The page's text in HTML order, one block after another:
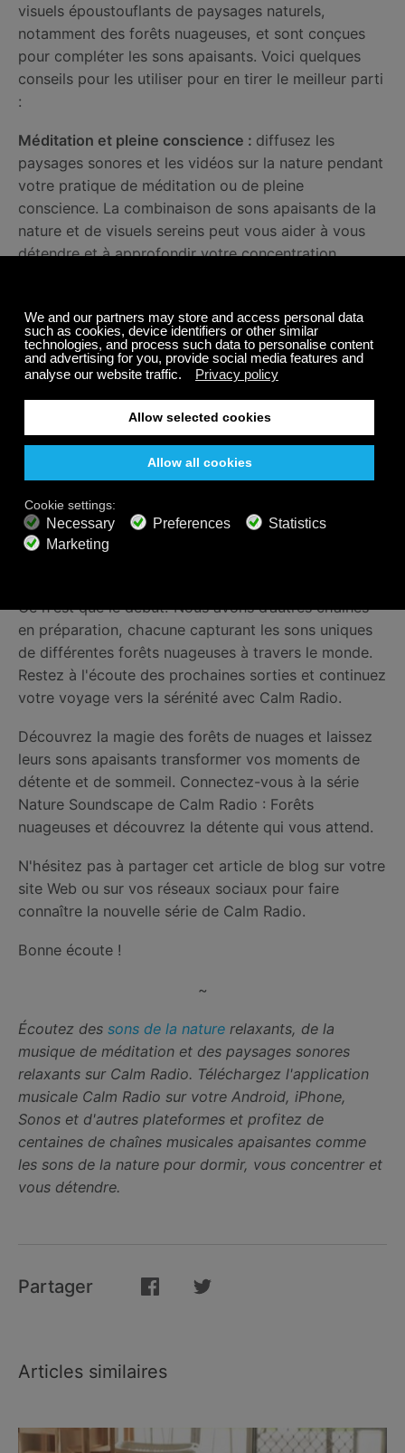
visuels époustouflants de paysages naturels,
notamment des forêts nuageuses, et sont conçues
pour compléter les sons apaisants. Voici quelques
conseils pour les utiliser pour en tirer le meilleur parti
:
Méditation et pleine conscience : diffusez les
paysages sonores et les vidéos sur la nature pendant
votre pratique de méditation ou de pleine
conscience. La combinaison de sons apaisants de la
nature et de visuels sereins peut vous aider à vous
détendre et à approfondir votre concentration.
les vidéos comme arrière-plan lorsque vous travaillez
ou étudiez. Les sons naturels peuvent améliorer la
concentration et réduire le stress, facilitant ainsi la
productivité.
Détente et sommeil :intégrez les paysages sonores
et les vidéos à votre routine du coucher. Les sons
doux et les visuels apaisants peuvent créer un
améliore la qualité du sommeil.
Ce n'est que le début! Nous avons d’autres chaînes
en préparation, chacune capturant les sons uniques
de différentes forêts nuageuses à travers le monde.
Restez à l'écoute des prochaines sorties et continuez
votre voyage vers la sérénité avec Calm Radio.
Découvrez la magie des forêts de nuages ​​et laissez
leurs sons apaisants transformer vos moments de
détente et de sommeil. Connectez-vous à la série
Nature Soundscape de Calm Radio : Forêts
nuageuses et découvrez la détente qui vous attend.
N'hésitez pas à partager cet article de blog sur votre
site Web ou sur vos réseaux sociaux pour faire
connaître la nouvelle série de Calm Radio.
Bonne écoute !
~
Écoutez des sons de la nature relaxants, de la
musique de méditation et des paysages sonores
relaxants sur Calm Radio. Téléchargez l'application
musicale Calm Radio sur votre Android, iPhone,
Sonos et d'autres plateformes et profitez de
centaines de chaînes musicales apaisantes comme
les sons de la nature pour dormir, vous concentrer et
vous détendre.
Partager
Articles similaires